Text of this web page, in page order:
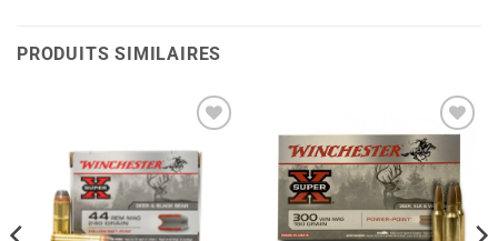
PRODUITS SIMILAIRES
à la liste
de
souhaits
Ajouter
à la liste
de
souhaits